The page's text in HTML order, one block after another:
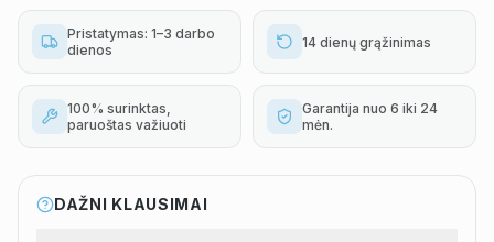
Pristatymas: 1–3 darbo
dienos
14 dienų grąžinimas
100% surinktas,
paruoštas važiuoti
Garantija nuo 6 iki 24
mėn.
DAŽNI KLAUSIMAI